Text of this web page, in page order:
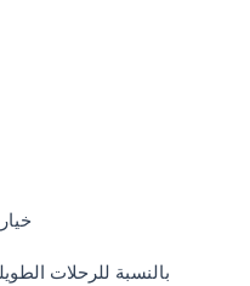
بالنسبة للرحلات